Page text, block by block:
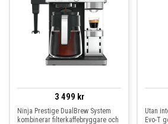
3 499 kr
Ninja Prestige DualBrew System
kombinerar filterkaffebryggare och
Utan
Evo-T